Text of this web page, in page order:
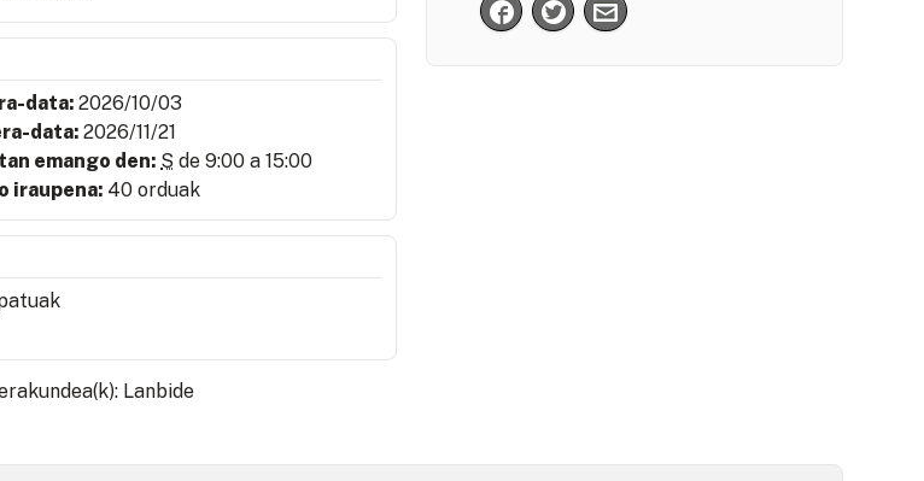
data: 2026/10/03
data: 2026/11/21
emango den: S de 9:00 a 15:00
iraupena: 40 orduak
Lanbide